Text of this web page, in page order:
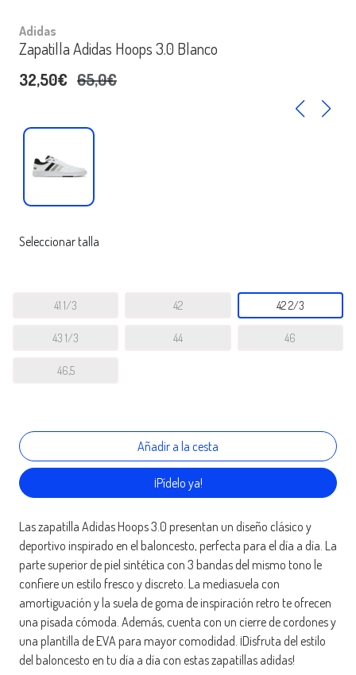
Adidas
Zapatilla Adidas Hoops 3.0 Blanco
32,50€ 65,0€
Seleccionar talla
41 1/3 42 42 2/3
43 1/3 44 46
46,5
¡Pídelo ya!
Las zapatilla Adidas Hoops 3.0 presentan un diseño clásico y
deportivo inspirado en el baloncesto, perfecta para el día a día. La
parte superior de piel sintética con 3 bandas del mismo tono le
confiere un estilo fresco y discreto. La mediasuela con
amortiguación y la suela de goma de inspiración retro te ofrecen
una pisada cómoda. Además, cuenta con un cierre de cordones y
una plantilla de EVA para mayor comodidad. ¡Disfruta del estilo
del baloncesto en tu día a día con estas zapatillas adidas!